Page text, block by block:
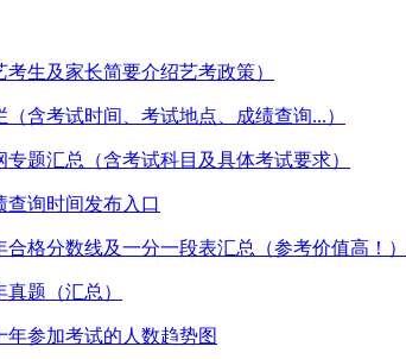
考生及家长简要介绍艺考政策）
含考试时间、考试地点、成绩查询...）
题汇总（含考试科目及具体考试要求）
查询时间发布入口
格分数线及一分一段表汇总（参考价值高！）
题（汇总）
年参加考试的人数趋势图